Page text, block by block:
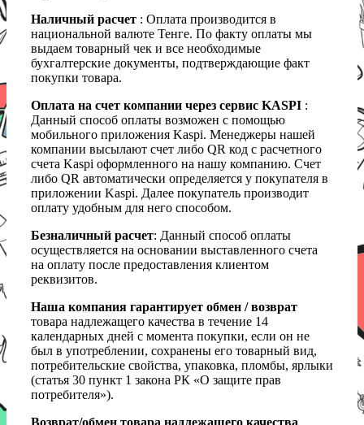
Наличный расчет : Оплата производится в
национальной валюте Тенге. По факту оплаты мы
выдаем товарный чек и все необходимые
бухгалтерские документы, подтверждающие факт
покупки товара.
Оплата на счет компании через сервис KASPI :
Данный способ оплаты возможен с помощью
мобильного приложения Kaspi. Менеджеры нашей
компании высылают счет либо QR код с расчетного
счета Kaspi оформленного на нашу компанию. Счет
либо QR автоматически определяется у покупателя в
приложении Kaspi. Далее покупатель производит
оплату удобным для него способом.
Безналичный расчет: Данный способ оплаты
осуществляется на основании выставленного счета
на оплату после предоставления клиентом
реквизитов.
Наша компания гарантирует обмен / возврат
товара надлежащего качества в течение 14
календарных дней с момента покупки, если он не
был в употреблении, сохранены его товарный вид,
потребительские свойства, упаковка, пломбы, ярлыки
(статья 30 пункт 1 закона РК «О защите прав
потребителя»).